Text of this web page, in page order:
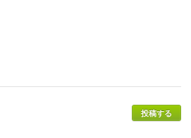
投稿する